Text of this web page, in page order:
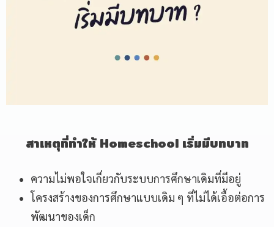
สาเหตุที่ทำให้Homeschool เริ่มมีบทบาท
ความไม่พอใจเกี่ยวกับระบบการศึกษาเดิมที่มีอยู่
โครงสร้างของการศึกษาแบบเดิม ๆ ที่ไม่ได้เอื้อต่อการ
พัฒนาของเด็ก